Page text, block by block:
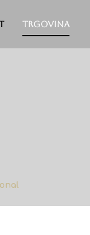
Trgovina